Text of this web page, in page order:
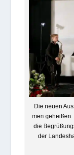
Die neuen
men gehei­ßen.
die
der